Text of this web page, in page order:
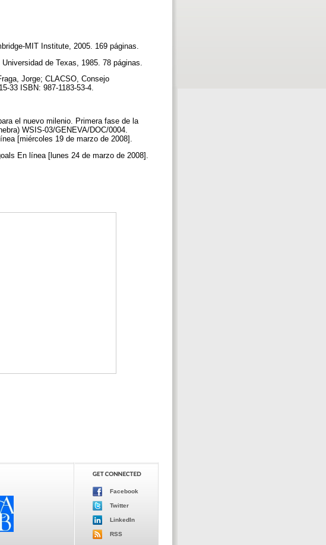
MIT Institute, 2005. 169 páginas.
de Texas, 1985. 78 páginas.
Jorge; CLACSO, Consejo
33 ISBN: 987-1183-53-4.
el nuevo milenio. Primera fase de la
WSIS-03/GENEVA/DOC/0004.
[miércoles 19 de marzo de 2008].
En línea [lunes 24 de marzo de 2008].
Facebook
Twitter
LinkedIn
RSS